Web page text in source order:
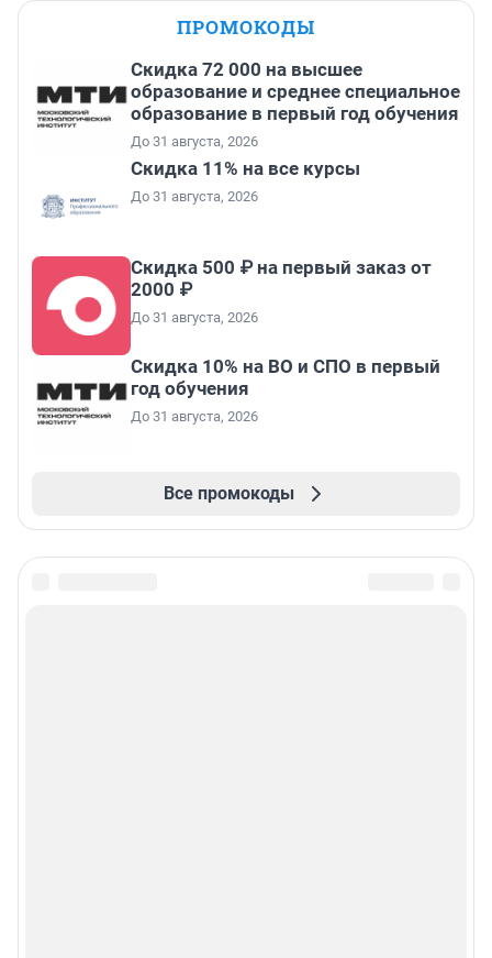
ПРОМОКОДЫ
Скидка 72 000 на высшее
образование и среднее специальное
образование в первый год обучения
До 31 августа, 2026
Скидка 11% на все курсы
До 31 августа, 2026
Скидка 500 ₽ на первый заказ от
2000 ₽
До 31 августа, 2026
Скидка 10% на ВО и СПО в первый
год обучения
До 31 августа, 2026
Все промокоды